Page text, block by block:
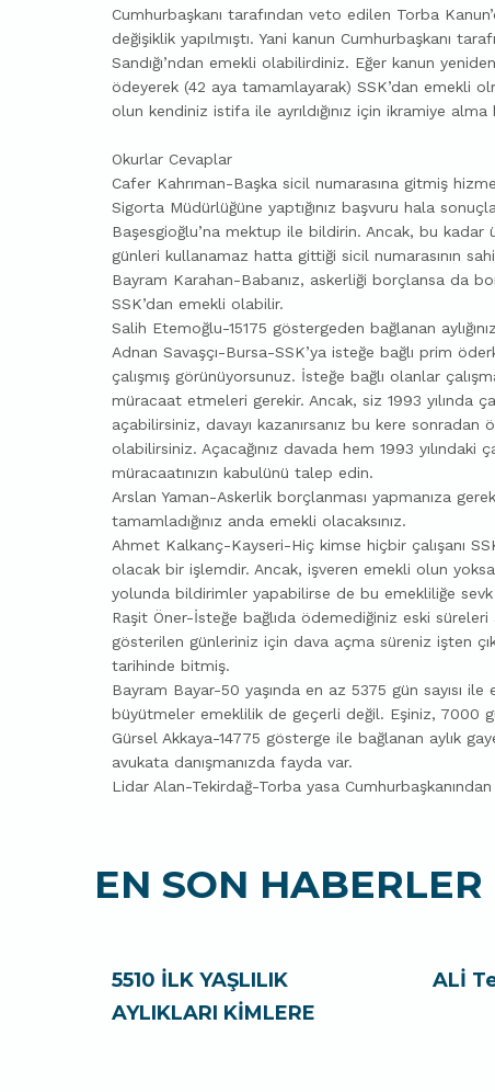
Cumhurbaşkanı tarafından veto edilen Torba
değişiklik yapılmıştı. Yani kanun Cumhurbaşkanı
Sandığı’ndan emekli olabilirdiniz. Eğer kanun
ödeyerek (42 aya tamamlayarak) SSK’dan emekli
olun kendiniz istifa ile ayrıldığınız için ikramiye alma
Okurlar Cevaplar
Cafer Kahrıman-Başka sicil numarasına gitmiş
Sigorta Müdürlüğüne yaptığınız başvuru hala
Başesgioğlu’na mektup ile bildirin. Ancak, bu
günleri kullanamaz hatta gittiği sicil numarasının
Bayram Karahan-Babanız, askerliği borçlansa da
SSK’dan emekli olabilir.
Salih Etemoğlu-15175 göstergeden bağlanan
Adnan Savaşçı-Bursa-SSK’ya isteğe bağlı prim
çalışmış görünüyorsunuz. İsteğe bağlı olanlar
müracaat etmeleri gerekir. Ancak, siz 1993 yılında
açabilirsiniz, davayı kazanırsanız bu kere
olabilirsiniz. Açacağınız davada hem 1993
müracaatınızın kabulünü talep edin.
Arslan Yaman-Askerlik borçlanması yapmanıza
tamamladığınız anda emekli olacaksınız.
Ahmet Kalkanç-Kayseri-Hiç kimse hiçbir çalışanı
olacak bir işlemdir. Ancak, işveren emekli olun yoksa
yolunda bildirimler yapabilirse de bu emekliliğe
Raşit Öner-İsteğe bağlıda ödemediğiniz eski
gösterilen günleriniz için dava açma süreniz işten
tarihinde bitmiş.
Bayram Bayar-50 yaşında en az 5375 gün sayısı
büyütmeler emeklilik de geçerli değil. Eşiniz, 7000
Gürsel Akkaya-14775 gösterge ile bağlanan aylık
avukata danışmanızda fayda var.
Lidar Alan-Tekirdağ-Torba yasa
EN SON HABERLER
5510 İLK YAŞLILIK
AYLIKLARI KİMLERE
ALİ